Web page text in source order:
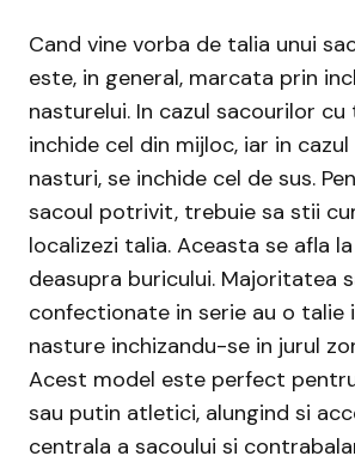
Cand vine vorba de talia unui
este, in general, marcata prin
nasturelui. In cazul sacourilor
inchide cel din mijloc, iar in
nasturi, se inchide cel de sus.
sacoul potrivit, trebuie sa stii
localizezi talia. Aceasta se afla
deasupra buricului. Majoritatea
confectionate in serie au o talie
nasture inchizandu-se in jurul
Acest model este perfect
sau putin atletici, alungind si
centrala a sacoului si